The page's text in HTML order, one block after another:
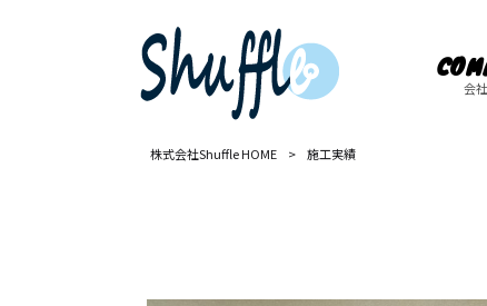
会
株式会社Shuffle HOME > 施工実績